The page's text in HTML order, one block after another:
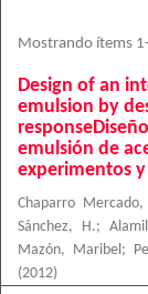
Mostrando ítems
Design of an
emulsion by
emulsión de
experimentos
Chaparro
Sánchez, H.;
Mazón, Maribel ;
(2012)